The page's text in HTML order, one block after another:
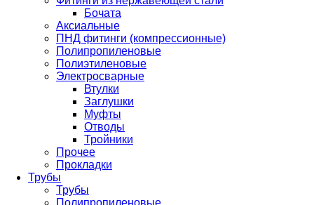
Бочата
Аксиальные
ПНД фитинги (компрессионные)
Полипропиленовые
Полиэтиленовые
Электросварные
Втулки
Заглушки
Муфты
Отводы
Тройники
Прочее
Прокладки
Трубы
Трубы